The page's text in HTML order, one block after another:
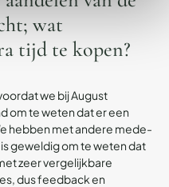
wat
tijd te kopen?
we bij August
om te weten dat er een
hebben met andere mede-
geweldig om te weten dat
zeer vergelijkbare
dus feedback en